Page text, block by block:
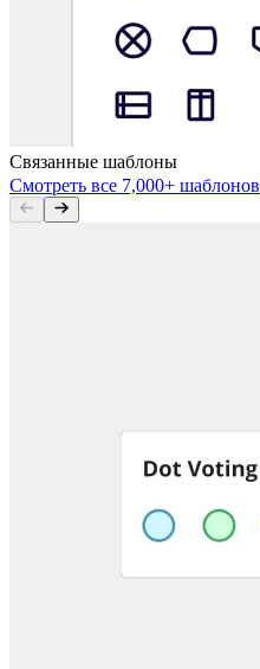
Связанные шаблоны
Смотреть все 7,000+ шаблонов